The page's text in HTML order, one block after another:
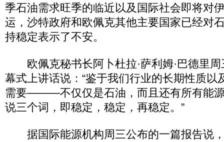
季石油需求旺季的临近以及国际社会即将对
运，沙特政府和欧佩克其他主要国家已经对
持稳定表示了不安。
欧佩克秘书长阿卜杜拉·萨利姆·巴德里周
幕式上讲话说：“鉴于我们行业的长期性质以
需要———不仅仅是石油，而且还有所有能
说三个词，即稳定，稳定，再稳定。”
据国际能源机构周三公布的一篇报告说